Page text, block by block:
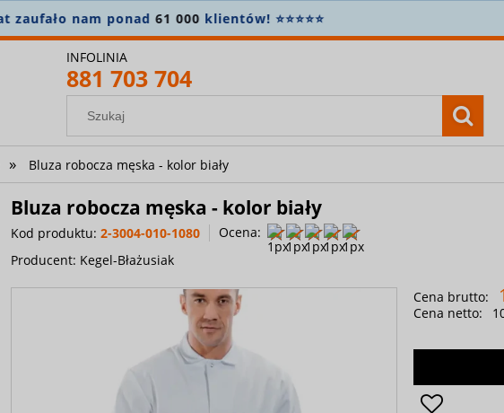
NOWOŚĆ! Sprawdź najnowszą kolekcję gastronomiczną
INFOLINIA
881 703 704
» Bluza robocza męska - kolor biały
Bluza robocza męska - kolor biały
Kod produktu: 2-3004-010-1080
Ocena:
Producent: Kegel-Błażusiak
Cena brutto:
Cena netto: